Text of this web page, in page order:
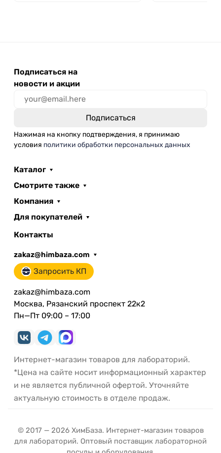
Подписаться на
новости и акции
Нажимая на кнопку подтверждения, я принимаю
условия политики обработки персональных данных
Каталог
Смотрите также
Компания
Для покупателей
Контакты
zakaz@himbaza.com
Запросить КП
zakaz@himbaza.com
Москва, Рязанский проспект 22к2
Пн—Пт 09:00 – 17:00
Интернет-магазин товаров для лабораторий.
*Цена на сайте носит информационный характер
и не является публичной офертой. Уточняйте
актуальную стоимость в отделе продаж.
© 2017 — 2026 ХимБаза. Интернет-магазин товаров
для лабораторий. Оптовый поставщик лабораторной